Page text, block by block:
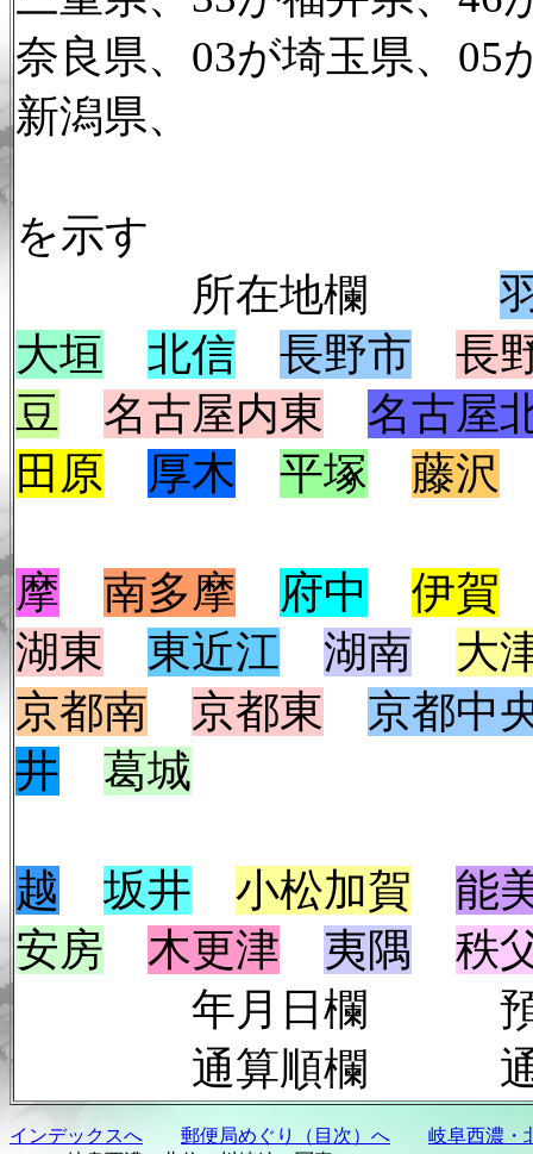
奈良県、03が埼玉県、05
新潟県、
を示す
所在地欄
大垣
北信 長野市
長
豆
名古屋内東
名古屋
田原
厚木 平塚 藤沢
摩 南多摩 府中
伊賀
湖東
東近江 湖南
大
京都南
京都東
京都中
井
葛城
越 坂井 小松加賀
能
安房
木更津 夷隅
秩
年月日欄 預入年
通算順欄 通算
インデックスへ 郵便局めぐり（目次）へ
岐阜西濃・